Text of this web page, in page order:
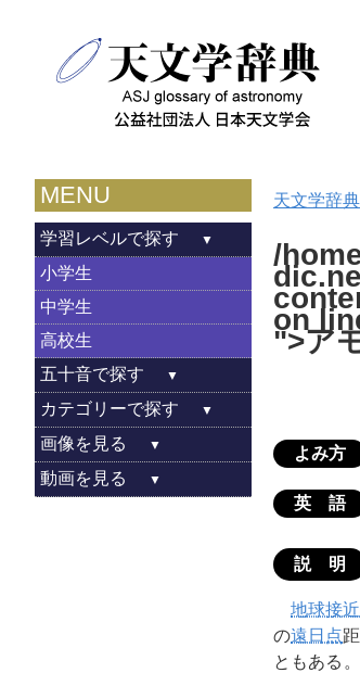
MENU
学習レベルで探す
小学生
中学生
高校生
五十音で探す
カテゴリーで探す
画像を見る
動画を見る
天文学辞典
/
on
">ア
よみ方
英 語
説 明
地球接
の遠日点
ともある